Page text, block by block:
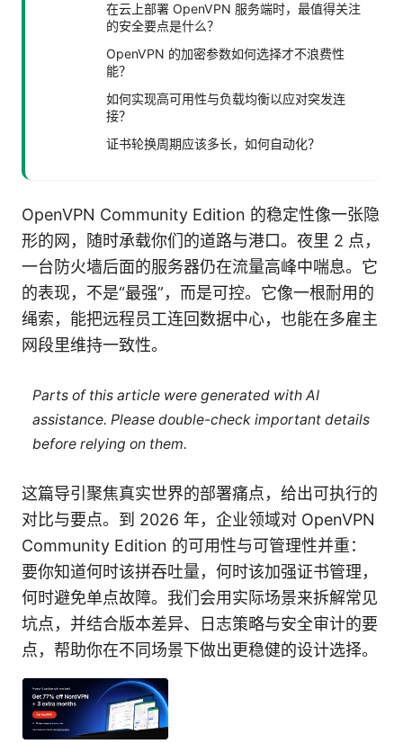
在云上部署 OpenVPN 服务端时，最值得关注
的安全要点是什么？
OpenVPN 的加密参数如何选择才不浪费性
能？
如何实现高可用性与负载均衡以应对突发连
接？
证书轮换周期应该多长，如何自动化？
OpenVPN Community Edition 的稳定性像一张隐
形的网，随时承载你们的道路与港口。夜里 2 点，
一台防火墙后面的服务器仍在流量高峰中喘息。它
的表现，不是“最强”，而是可控。它像一根耐用的
绳索，能把远程员工连回数据中心，也能在多雇主
网段里维持一致性。
Parts of this article were generated with AI
assistance. Please double-check important details
before relying on them.
这篇导引聚焦真实世界的部署痛点，给出可执行的
对比与要点。到 2026 年，企业领域对 OpenVPN
Community Edition 的可用性与可管理性并重：
要你知道何时该拼吞吐量，何时该加强证书管理，
何时避免单点故障。我们会用实际场景来拆解常见
坑点，并结合版本差异、日志策略与安全审计的要
点，帮助你在不同场景下做出更稳健的设计选择。